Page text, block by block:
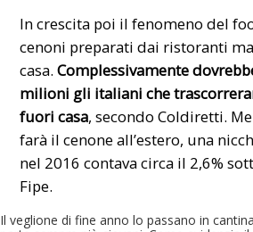
In crescita poi il fenomeno del
cenoni preparati dai ristoranti
casa.Complessivamente
milioni gli italiani che
fuori casa, secondoColdiretti.
farà il cenone all’estero, una
nel 2016 contava circa il 2,6%
Fipe.
Il veglione di fine anno lo passano in